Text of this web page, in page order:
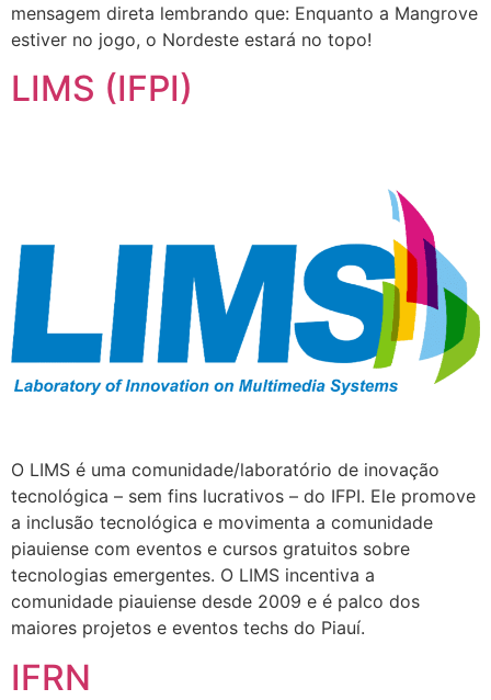
mensagem direta lembrando que: Enquanto a Mangrove
estiver no jogo, o Nordeste estará no topo!
LIMS (IFPI)
O LIMS é uma comunidade/laboratório de inovação
tecnológica – sem fins lucrativos – do IFPI. Ele promove
a inclusão tecnológica e movimenta a comunidade
piauiense com eventos e cursos gratuitos sobre
tecnologias emergentes. O LIMS incentiva a
comunidade piauiense desde 2009 e é palco dos
maiores projetos e eventos techs do Piauí.
IFRN